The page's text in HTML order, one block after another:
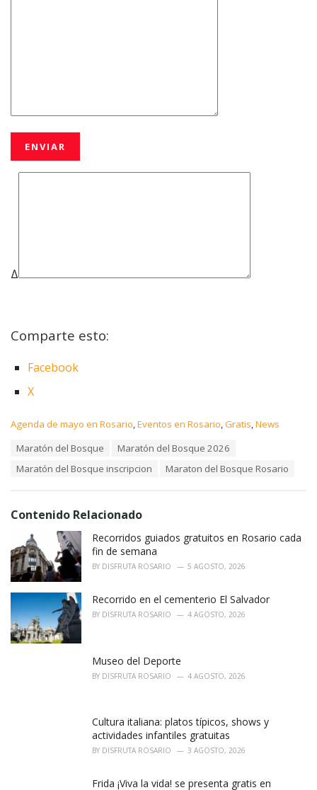
Δ
Comparte esto:
Facebook
X
C
i
:
Agenda de mayo en Rosario,Eventos en Rosario,Gratis,News
Maratón del Bosque
Maratón del Bosque 2026
Maratón del Bosque inscripcion
Maraton del Bosque Rosario
Contenido Relacionado
Recorridos guiados gratuitos en Rosario cada
fin de semana
BY DISFRUTA ROSARIO 5 AGOSTO, 2026
Recorrido en el cementerio El Salvador
BY DISFRUTA ROSARIO 4 AGOSTO, 2026
Museo del Deporte
BY DISFRUTA ROSARIO 4 AGOSTO, 2026
Cultura italiana: platos típicos, shows y
actividades infantiles gratuitas
BY DISFRUTA ROSARIO 3 AGOSTO, 2026
Frida ¡Viva la vida! se presenta gratis en